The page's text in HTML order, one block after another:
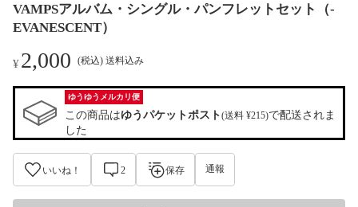
VAMPSアルバム・シングル・パンフレットセット（-
EVANESCENT）
¥2,000 (税込) 送料込み
ゆうゆうメルカリ便
この商品はゆうパケットポスト(送料 ¥215)で配送されま
した
いいね！ 2 保存 通報